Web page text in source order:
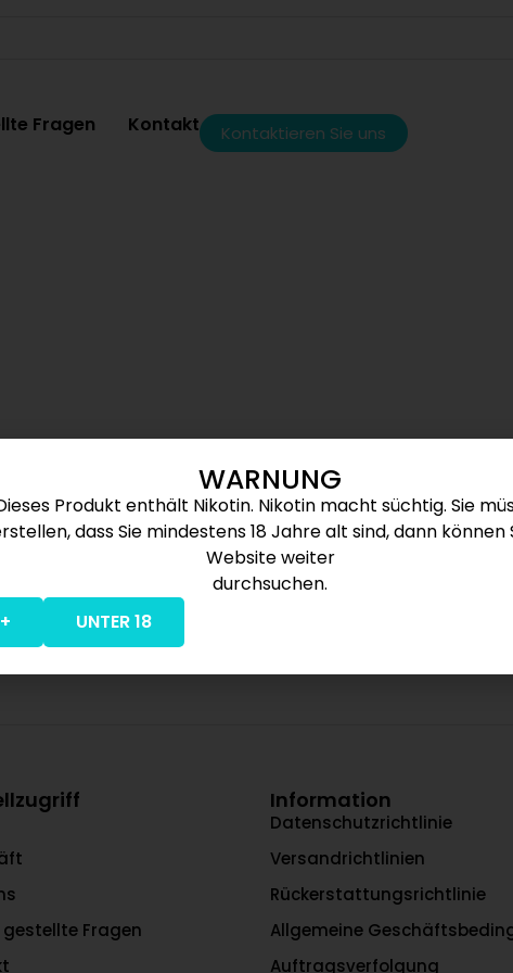
Fragen Kontakt Kontaktieren Sie uns
Fragen
Information
Datenschutzrichtlinie
Versandrichtlinien
Rückerstattungsrichtlinie
Allgemeine
Auftragsverfolgung
WARNUNG
Produkt enthält Nikotin. Nikotin macht süchtig. Sie
dass Sie mindestens 18 Jahre alt sind, dann können
Website weiter
durchsuchen.
UNTER 18